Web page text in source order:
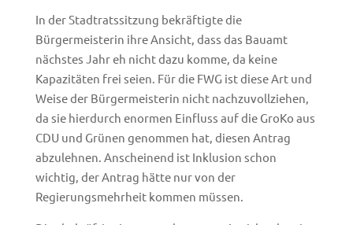
In der Stadtratssitzung bekräftigte die
Bürgermeisterin ihre Ansicht, dass das Bauamt
nächstes Jahr eh nicht dazu komme, da keine
Kapazitäten frei seien. Für die FWG ist diese Art und
Weise der Bürgermeisterin nicht nachzuvollziehen,
da sie hierdurch enormen Einfluss auf die GroKo aus
CDU und Grünen genommen hat, diesen Antrag
abzulehnen. Anscheinend ist Inklusion schon
wichtig, der Antrag hätte nur von der
Regierungsmehrheit kommen müssen.